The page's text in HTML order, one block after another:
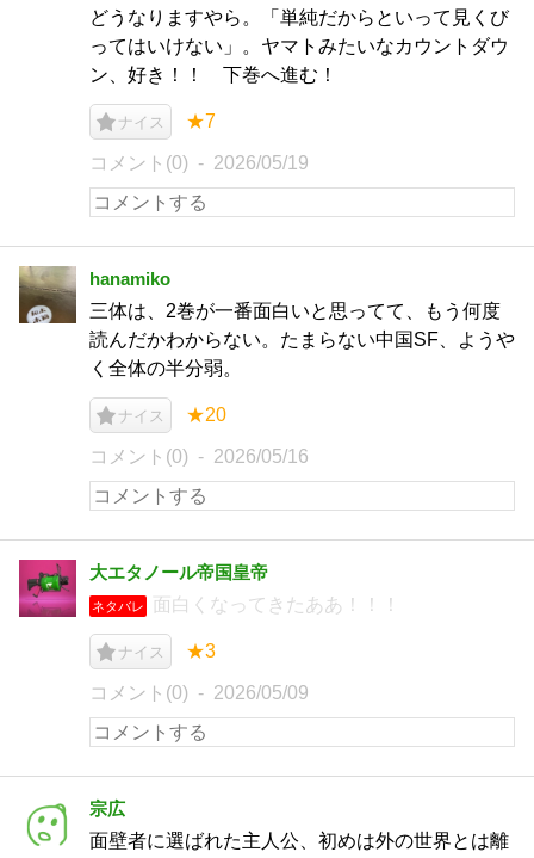
どうなりますやら。「単純だからといって見くび
ってはいけない」。ヤマトみたいなカウントダウ
ン、好き！！ 下巻へ進む！
ナイス ★7
コメント(0) 2026/05/19
hanamiko
三体は、2巻が一番面白いと思ってて、もう何度
読んだかわからない。たまらない中国SF、ようや
く全体の半分弱。
ナイス ★20
コメント(0) 2026/05/16
大エタノール帝国皇帝
ネタバレ 面白くなってきたああ！！！
ナイス ★3
コメント(0) 2026/05/09
宗広
面壁者に選ばれた主人公、初めは外の世界とは離